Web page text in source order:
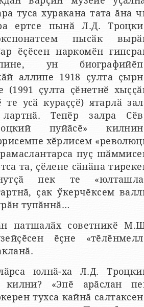
туса хуракана тата ӑна
ертсе пынӑ Л.Д.
пысӑк
ӗҫӗсен наркомӗн
ун
аллипе 1918 ҫулта
(1991 ҫулта ҫӗнетнӗ
те усӑ кураҫҫӗ) ятарлӑ
лартнӑ. Тепӗр залра
пуйӑсӗ»
хӗрлисем
пуҫ
та, ҫӗлене сӑнӑпа
пек те
ҫак ӳкерчӗксем
тупӑннӑ…
патшалӑх советникӗ
ӗҫне
юлнӑ-ха Л.Д.
килни? «Эпӗ арӑслан
тухса кайнӑ